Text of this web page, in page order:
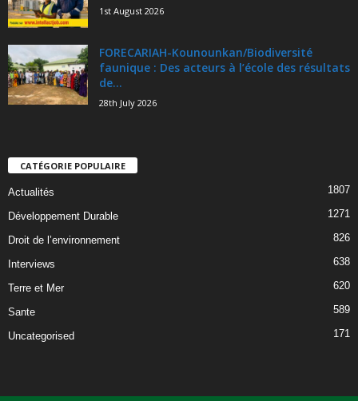
1st August 2026
FORECARIAH-Kounounkan/Biodiversité
faunique : Des acteurs à l’école des résultats
de...
28th July 2026
CATÉGORIE POPULAIRE
Actualités 1807
Développement Durable 1271
Droit de l’environnement 826
Interviews 638
Terre et Mer 620
Sante 589
Uncategorised 171